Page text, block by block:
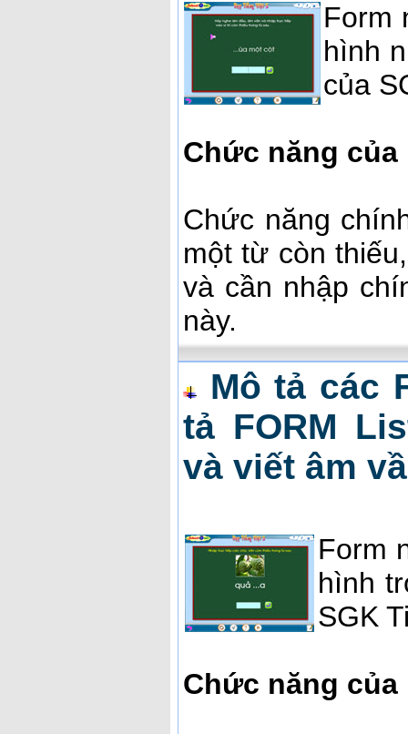
Form
hình
của
Chức năng của
Chức năng
một từ còn
và cần nhập
này.
Mô tả các
tả FORM
và viết âm
Form
hình
SGK
Chức năng của